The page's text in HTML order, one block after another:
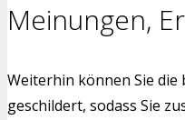
Meinungen,
Weiterhin können Sie
geschildert, sodass Sie